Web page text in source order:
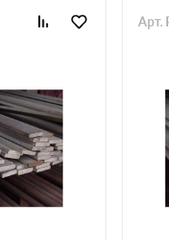
Арт.